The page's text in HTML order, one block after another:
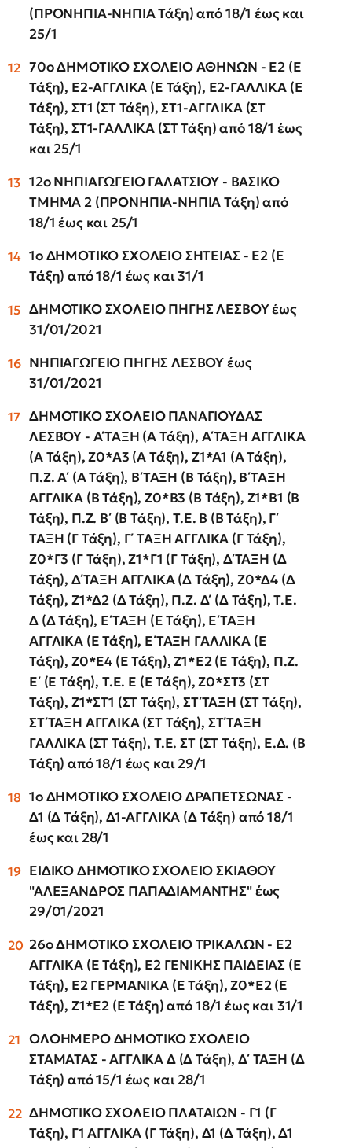
(ΠΡΟΝΗΠΙΑ-ΝΗΠΙΑ Τάξη) από 18/1 έως και
25/1
70ο ΔΗΜΟΤΙΚΟ ΣΧΟΛΕΙΟ ΑΘΗΝΩΝ - Ε2 (Ε
Τάξη), Ε2-ΑΓΓΛΙΚΑ (Ε Τάξη), Ε2-ΓΑΛΛΙΚΑ (Ε
Τάξη), ΣΤ1 (ΣΤ Τάξη), ΣΤ1-ΑΓΓΛΙΚΑ (ΣΤ
Τάξη), ΣΤ1-ΓΑΛΛΙΚΑ (ΣΤ Τάξη) από 18/1 έως
και 25/1
12ο ΝΗΠΙΑΓΩΓΕΙΟ ΓΑΛΑΤΣΙΟΥ - ΒΑΣΙΚΟ
ΤΜΗΜΑ 2 (ΠΡΟΝΗΠΙΑ-ΝΗΠΙΑ Τάξη) από
18/1 έως και 25/1
1ο ΔΗΜΟΤΙΚΟ ΣΧΟΛΕΙΟ ΣΗΤΕΙΑΣ - Ε2 (Ε
Τάξη) από 18/1 έως και 31/1
ΔΗΜΟΤΙΚΟ ΣΧΟΛΕΙΟ ΠΗΓΗΣ ΛΕΣΒΟΥ έως
31/01/2021
ΝΗΠΙΑΓΩΓΕΙΟ ΠΗΓΗΣ ΛΕΣΒΟΥ έως
31/01/2021
ΔΗΜΟΤΙΚΟ ΣΧΟΛΕΙΟ ΠΑΝΑΓΙΟΥΔΑΣ
ΛΕΣΒΟΥ - Α΄ΤΑΞΗ (Α Τάξη), Α΄ΤΑΞΗ ΑΓΓΛΙΚΑ
(Α Τάξη), Ζ0*Α3 (Α Τάξη), Ζ1*Α1 (Α Τάξη),
Π.Ζ. Α΄ (Α Τάξη), Β΄ΤΑΞΗ (Β Τάξη), Β΄ΤΑΞΗ
ΑΓΓΛΙΚΑ (Β Τάξη), Ζ0*Β3 (Β Τάξη), Ζ1*Β1 (Β
Τάξη), Π.Ζ. Β΄ (Β Τάξη), Τ.Ε. Β (Β Τάξη), Γ΄
ΤΑΞΗ (Γ Τάξη), Γ΄ ΤΑΞΗ ΑΓΓΛΙΚΑ (Γ Τάξη),
Ζ0*Γ3 (Γ Τάξη), Ζ1*Γ1 (Γ Τάξη), Δ΄ΤΑΞΗ (Δ
Τάξη), Δ΄ΤΑΞΗ ΑΓΓΛΙΚΑ (Δ Τάξη), Ζ0*Δ4 (Δ
Τάξη), Ζ1*Δ2 (Δ Τάξη), Π.Ζ. Δ΄ (Δ Τάξη), Τ.Ε.
Δ (Δ Τάξη), Ε΄ΤΑΞΗ (Ε Τάξη), Ε΄ΤΑΞΗ
ΑΓΓΛΙΚΑ (Ε Τάξη), Ε΄ΤΑΞΗ ΓΑΛΛΙΚΑ (Ε
Τάξη), Ζ0*Ε4 (Ε Τάξη), Ζ1*Ε2 (Ε Τάξη), Π.Ζ.
Ε΄ (Ε Τάξη), Τ.Ε. Ε (Ε Τάξη), Ζ0*ΣΤ3 (ΣΤ
Τάξη), Ζ1*ΣΤ1 (ΣΤ Τάξη), ΣΤ΄ΤΑΞΗ (ΣΤ Τάξη),
ΣΤ΄ΤΑΞΗ ΑΓΓΛΙΚΑ (ΣΤ Τάξη), ΣΤ΄ΤΑΞΗ
ΓΑΛΛΙΚΑ (ΣΤ Τάξη), Τ.Ε. ΣΤ (ΣΤ Τάξη), Ε.Δ. (Β
Τάξη) από 18/1 έως και 29/1
1ο ΔΗΜΟΤΙΚΟ ΣΧΟΛΕΙΟ ΔΡΑΠΕΤΣΩΝΑΣ -
Δ1 (Δ Τάξη), Δ1-ΑΓΓΛΙΚΑ (Δ Τάξη) από 18/1
έως και 28/1
ΕΙΔΙΚΟ ΔΗΜΟΤΙΚΟ ΣΧΟΛΕΙΟ ΣΚΙΑΘΟΥ
"ΑΛΕΞΑΝΔΡΟΣ ΠΑΠΑΔΙΑΜΑΝΤΗΣ" έως
29/01/2021
26ο ΔΗΜΟΤΙΚΟ ΣΧΟΛΕΙΟ ΤΡΙΚΑΛΩΝ - Ε2
ΑΓΓΛΙΚΑ (Ε Τάξη), Ε2 ΓΕΝΙΚΗΣ ΠΑΙΔΕΙΑΣ (Ε
Τάξη), Ε2 ΓΕΡΜΑΝΙΚΑ (Ε Τάξη), Ζ0*Ε2 (Ε
Τάξη), Ζ1*Ε2 (Ε Τάξη) από 18/1 έως και 31/1
ΟΛΟΗΜΕΡΟ ΔΗΜΟΤΙΚΟ ΣΧΟΛΕΙΟ
ΣΤΑΜΑΤΑΣ - ΑΓΓΛΙΚΑ Δ (Δ Τάξη), Δ΄ ΤΑΞΗ (Δ
Τάξη) από 15/1 έως και 28/1
ΔΗΜΟΤΙΚΟ ΣΧΟΛΕΙΟ ΠΛΑΤΑΙΩΝ - Γ1 (Γ
Τάξη), Γ1 ΑΓΓΛΙΚΑ (Γ Τάξη), Δ1 (Δ Τάξη), Δ1